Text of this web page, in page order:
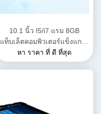
10.1 นิ้ว I5/i7 แรม 8GB
แท็บเล็ตคอมพิวเตอร์แข็งแกร่ง
ที่มีการจัดอันดับกันน้ํา IP54
และ SSD 128GB สําหรับการ
หา ราคา ที่ ดี ที่สุด